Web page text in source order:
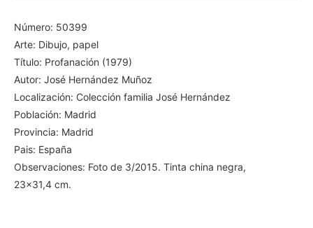
Número: 50399
Arte: Dibujo, papel
Título: Profanación (1979)
Autor: José Hernández Muñoz
Localización: Colección familia José Hernández
Población: Madrid
Provincia: Madrid
Pais: España
Observaciones: Foto de 3/2015. Tinta china negra,
23×31,4 cm.